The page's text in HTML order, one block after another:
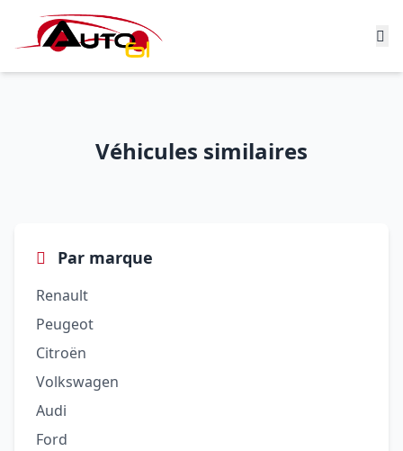
Véhicules similaires
Par marque
Renault
Peugeot
Citroën
Volkswagen
Audi
Ford